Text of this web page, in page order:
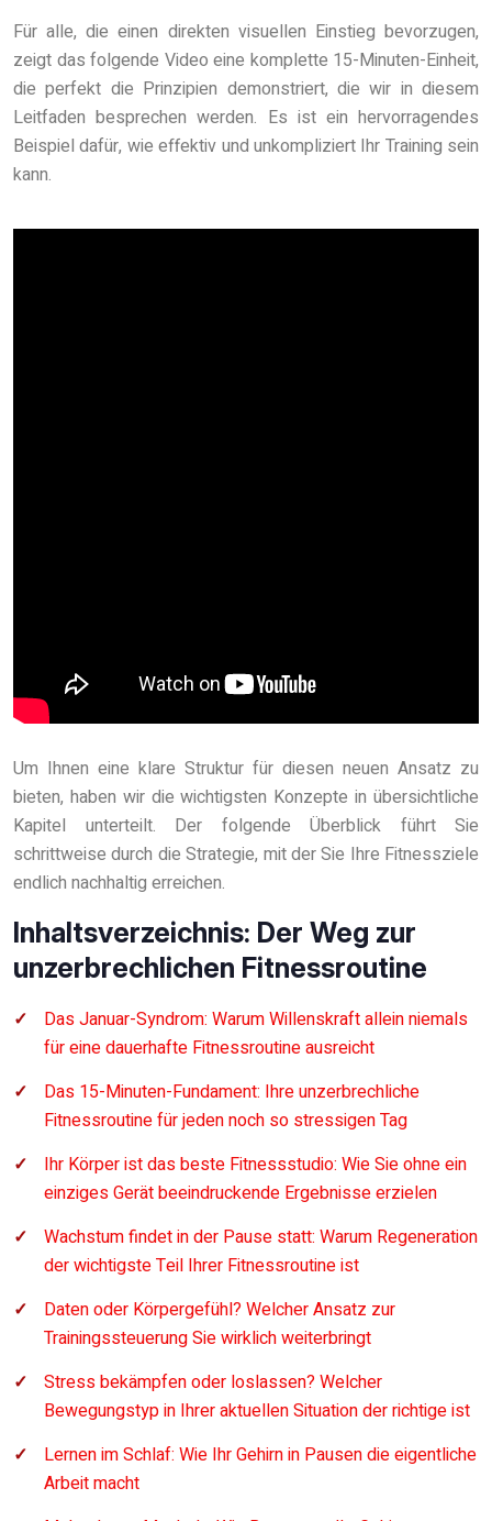
Für alle, die einen direkten visuellen Einstieg bevorzugen,
zeigt das folgende Video eine komplette 15-Minuten-Einheit,
die perfekt die Prinzipien demonstriert, die wir in diesem
Leitfaden besprechen werden. Es ist ein hervorragendes
Beispiel dafür, wie effektiv und unkompliziert Ihr Training sein
kann.
Um Ihnen eine klare Struktur für diesen neuen Ansatz zu
bieten, haben wir die wichtigsten Konzepte in übersichtliche
Kapitel unterteilt. Der folgende Überblick führt Sie
schrittweise durch die Strategie, mit der Sie Ihre Fitnessziele
endlich nachhaltig erreichen.
Inhaltsverzeichnis: Der Weg zur
unzerbrechlichen Fitnessroutine
Das Januar-Syndrom: Warum Willenskraft allein niemals
für eine dauerhafte Fitnessroutine ausreicht
Das 15-Minuten-Fundament: Ihre unzerbrechliche
Fitnessroutine für jeden noch so stressigen Tag
Ihr Körper ist das beste Fitnessstudio: Wie Sie ohne ein
einziges Gerät beeindruckende Ergebnisse erzielen
Wachstum findet in der Pause statt: Warum Regeneration
der wichtigste Teil Ihrer Fitnessroutine ist
Daten oder Körpergefühl? Welcher Ansatz zur
Trainingssteuerung Sie wirklich weiterbringt
Stress bekämpfen oder loslassen? Welcher
Bewegungstyp in Ihrer aktuellen Situation der richtige ist
Lernen im Schlaf: Wie Ihr Gehirn in Pausen die eigentliche
Arbeit macht